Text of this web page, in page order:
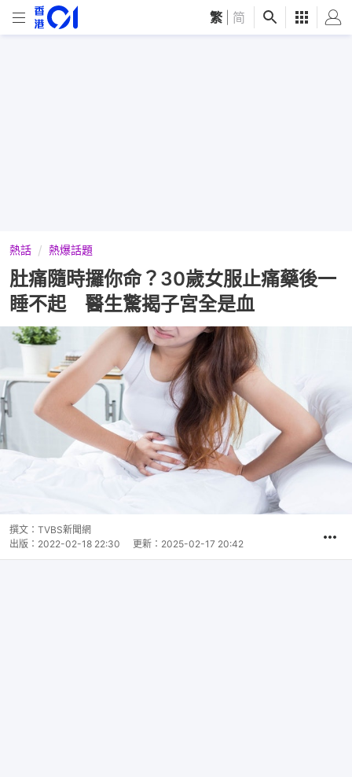
繁 简
熱話 熱爆話題
肚痛隨時攞你命？30歲女服止痛藥後一
睡不起 醫生驚揭子宮全是血
撰文： TVBS新聞網
出版： 2022-02-18 22:30 更新： 2025-02-17 20:42